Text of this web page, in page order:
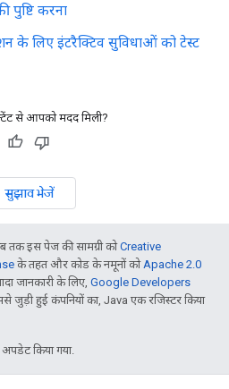
पुष्टि करना
के लिए इंटरैक्टिव सुविधाओं को टेस्ट
से आपको मदद मिली?
सुझाव भेजें
इस पेज की सामग्री कोCreative
के तहत और कोड के नमूनों को Apache 2.0
जानकारी के लिए, Google Developers
हुई कंपनियों का, Java एक रजिस्टर किया
किया गया.